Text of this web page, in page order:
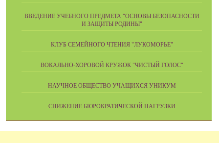
ВВЕДЕНИЕ УЧЕБНОГО ПРЕДМЕТА "ОСНОВЫ БЕЗОПАСНОСТИ
И ЗАЩИТЫ РОДИНЫ"
КЛУБ СЕМЕЙНОГО ЧТЕНИЯ "ЛУКОМОРЬЕ"
ВОКАЛЬНО-ХОРОВОЙ КРУЖОК "ЧИСТЫЙ ГОЛОС"
НАУЧНОЕ ОБЩЕСТВО УЧАЩИХСЯ УНИКУМ
СНИЖЕНИЕ БЮРОКРАТИЧЕСКОЙ НАГРУЗКИ